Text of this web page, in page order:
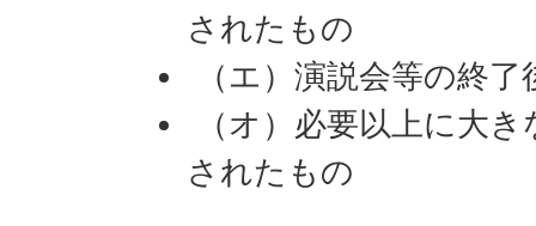
されたもの
（エ）演説会等の終
（オ）必要以上に大
されたもの